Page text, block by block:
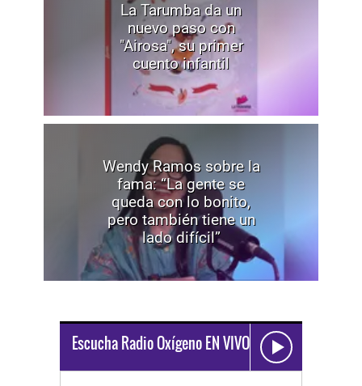
La Tarumba da un
nuevo paso con
"Airosa", su primer
cuento infantil
Wendy Ramos sobre la
fama: “La gente se
queda con lo bonito,
pero también tiene un
lado difícil”
Escucha Radio Oxígeno EN VIVO